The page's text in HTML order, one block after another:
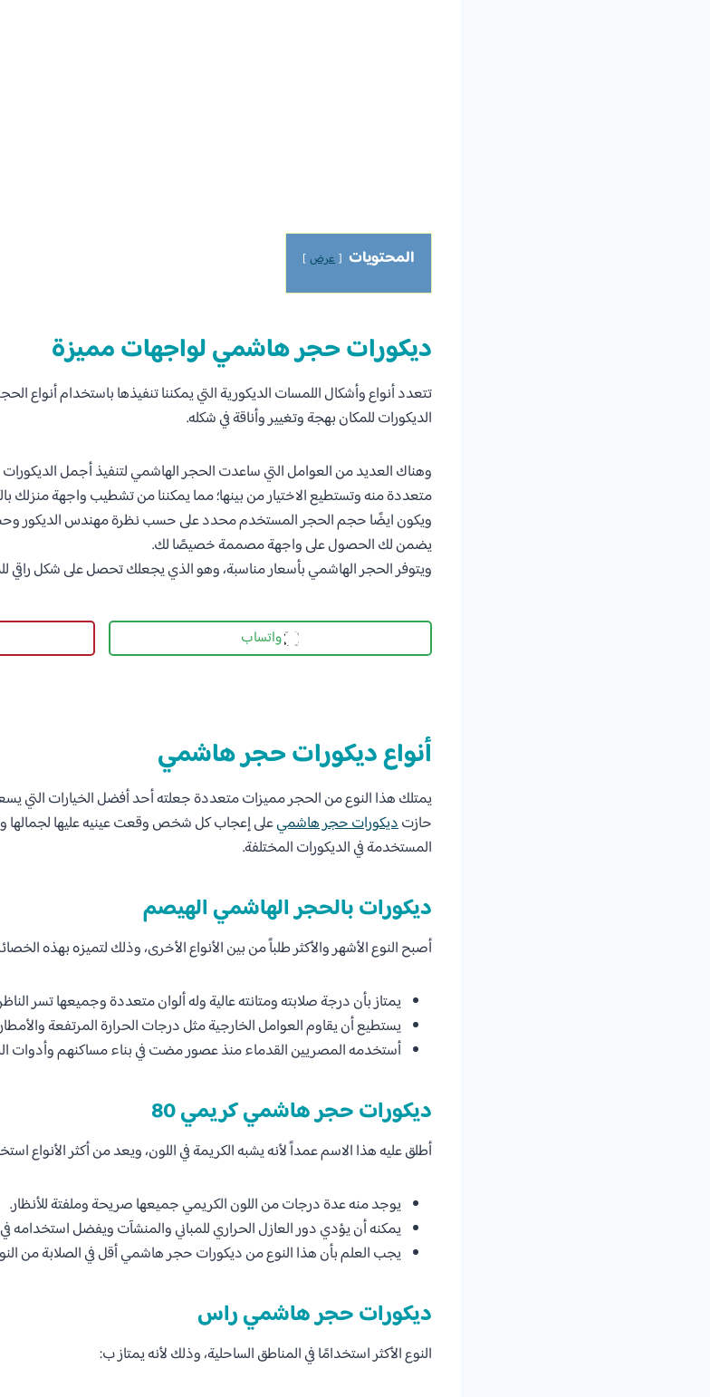
المحتويات عرض
ديكورات حجر هاشمي لواجهات مميزة
تتعدد أنواع وأشكال اللمسات الديكورية التي يمكننا تنفيذها باستخدام أنواع
الديكورات للمكان بهجة وتغيير وأناقة في شكله.
وهناك العديد من العوامل التي ساعدت الحجر الهاشمي لتنفيذ أجمل
متعددة منه وتستطيع الاختيار من بينها؛ مما يمكننا من تشطيب واجهة منزلك
ويكون ايضًا حجم الحجر المستخدم محدد على حسب نظرة مهندس الديكور
يضمن لك الحصول على واجهة مصممة خصيصًا لك.
ويتوفر الحجر الهاشمي بأسعار مناسبة، وهو الذي يجعلك تحصل على شكل راقي
واتساب
أنواع ديكورات حجر هاشمي
يمتلك هذا النوع من الحجر مميزات متعددة جعلته أحد أفضل الخيارات التي
حازتديكورات حجر هاشميعلى إعجاب كل شخص وقعت عينيه عليها لجمالها
المستخدمة في الديكورات المختلفة.
ديكورات بالحجر الهاشمي الهيصم
أصبح النوع الأشهر والأكثر طلباً من بين الأنواع الأخرى، وذلك لتميزه بهذه
يمتاز بأن درجة صلابته ومتانته عالية وله ألوان متعددة وجميعها تسر
يستطيع أن يقاوم العوامل الخارجية مثل درجات الحرارة المرتفعة
أستخدمه المصريين القدماء منذ عصور مضت في بناء مساكنهم وأدوات
ديكورات حجر هاشمي كريمي 80
أطلق عليه هذا الاسم عمداً لأنه يشبه الكريمة في اللون، ويعد من أكثر الأنواع
يوجد منه عدة درجات من اللون الكريمي جميعها صريحة وملفتة للأنظار.
يمكنه أن يؤدي دور العازل الحراري للمباني والمنشآت ويفضل استخدامه في
يجب العلم بأن هذا النوع من ديكورات حجر هاشمي أقل في الصلابة من
ديكورات حجر هاشمي راس
النوع الأكثر استخدامًا في المناطق الساحلية، وذلك لأنه يمتاز ب: